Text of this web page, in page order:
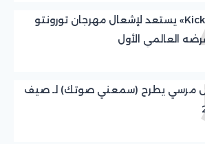
«Kick On» يستعد لإشعال مهرجان تورونتو
العالمي الأول
مرسي يطرح (سمعني صوتك) لـ صيف